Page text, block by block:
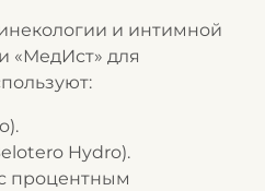
и интимной
«МедИст» для
Hydro).
процентным